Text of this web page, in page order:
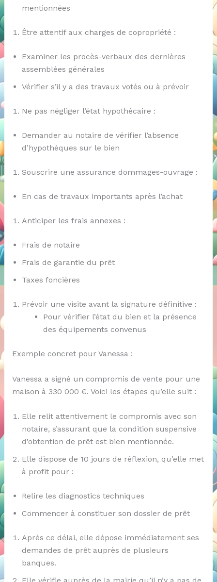
mentionnées
Être attentif aux charges de copropriété :
Examiner les procès-verbaux des dernières
assemblées générales
Vérifier s’il y a des travaux votés ou à prévoir
Ne pas négliger l’état hypothécaire :
Demander au notaire de vérifier l’absence
d’hypothèques sur le bien
Souscrire une assurance dommages-ouvrage :
En cas de travaux importants après l’achat
Anticiper les frais annexes :
Frais de notaire
Frais de garantie du prêt
Taxes foncières
Prévoir une visite avant la signature définitive :
Pour vérifier l’état du bien et la présence
des équipements convenus
Exemple concret pour Vanessa :
Vanessa a signé un compromis de vente pour une
maison à 330 000 €. Voici les étapes qu’elle suit :
Elle relit attentivement le compromis avec son
notaire, s’assurant que la condition suspensive
d’obtention de prêt est bien mentionnée.
Elle dispose de 10 jours de réflexion, qu’elle met
à profit pour :
Relire les diagnostics techniques
Commencer à constituer son dossier de prêt
Après ce délai, elle dépose immédiatement ses
demandes de prêt auprès de plusieurs
banques.